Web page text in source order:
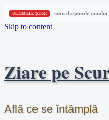
ULTIMELE ȘTIRI
Trei organizații pentru drepturile omului
Skip to content
Ziare pe
Află ce se întâmplă